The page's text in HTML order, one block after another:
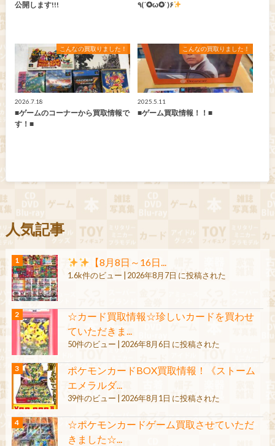
公開します!!! ٩(´✪ω✪`)۶
こんなの買取りました！
2026.7.18
■ゲームのコーナーから買取情報で
す！■
こんなの買取りました！
2025.5.11
■ゲーム買取情報！！■
人気記事
【8月8日～16日...
1.6k件のビュー 2026年8月7日 に投稿された
☆カード買取情報☆珍しいカードを買わせ
ていただきま...
50件のビュー 2026年8月6日 に投稿された
ポケモンカードBOX買取情報！《ストーム
エメラルダ...
39件のビュー 2026年8月1日 に投稿された
☆ポケモンカードゲーム買取させていただ
きました☆...